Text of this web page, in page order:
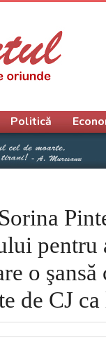
pentru
o
de CJ
Politică